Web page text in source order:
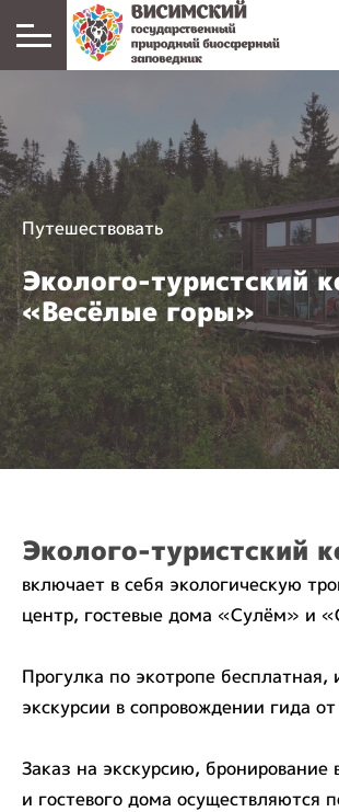
Путешествовать
Эколого-туристский
«Весёлые горы»
Эколого-туристский
включает в себя экологическую
центр, гостевые дома «Сулём» и
Прогулка по экотропе бесплатная,
экскурсии в сопровождении гида
Заказ на экскурсию, бронирование
и гостевого дома осуществляются